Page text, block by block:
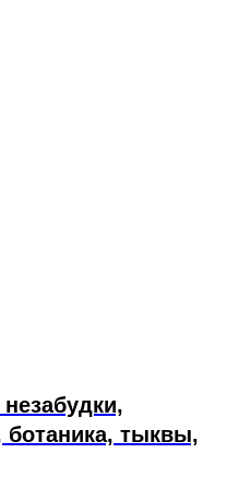
ботаника, тыквы,